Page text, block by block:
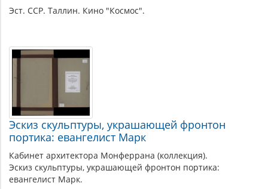
Эст. ССР. Таллин. Кино "Космос".
Эскиз скульптуры, украшающей фронтон
портика: евангелист Марк
Кабинет архитектора Монферрана (коллекция).
Эскиз скульптуры, украшающей фронтон портика:
евангелист Марк.